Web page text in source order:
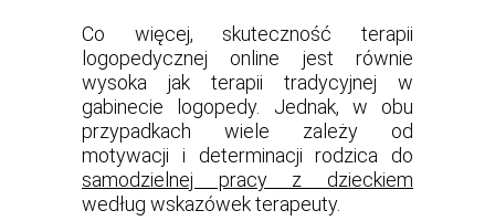
Co więcej, skuteczność terapii
logopedycznej online jest równie
wysoka jak terapii tradycyjnej w
gabinecie logopedy. Jednak, w obu
przypadkach wiele zależy od
motywacji i determinacji rodzica do
samodzielnej pracy z dzieckiem
według wskazówek terapeuty.